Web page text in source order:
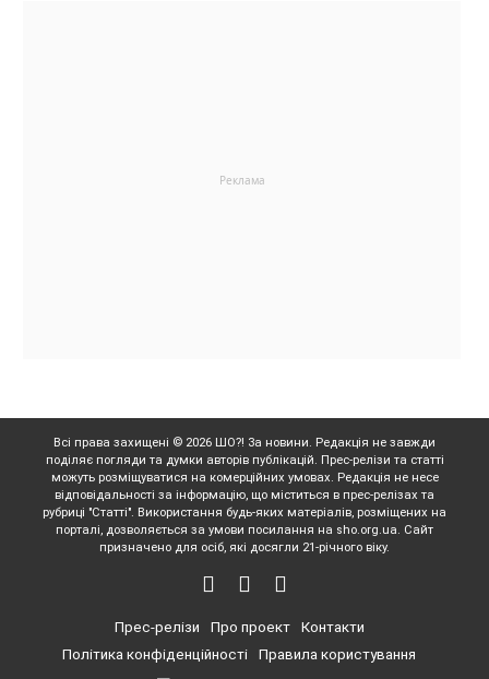
Всі права захищені © 2026 ШО?! За новини. Редакція не завжди
поділяє погляди та думки авторів публікацій. Прес-релізи та статті
можуть розміщуватися на комерційних умовах. Редакція не несе
відповідальності за інформацію, що міститься в прес-релізах та
рубриці "Статті". Використання будь-яких матеріалів, розміщених на
порталі, дозволяється за умови посилання на sho.org.ua. Сайт
призначено для осіб, які досягли 21-річного віку.
Прес-релізи Про проект
Контакти
Політика конфіденційності
Правила користування